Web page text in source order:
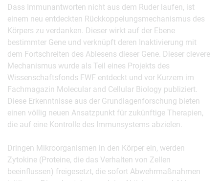
Dass Immunantworten nicht aus dem Ruder laufen, ist
einem neu entdeckten Rückkoppelungsmechanismus des
Körpers zu verdanken. Dieser wirkt auf der Ebene
bestimmter Gene und verknüpft deren Inaktivierung mit
dem Fortschreiten des Ablesens dieser Gene. Dieser clevere
Mechanismus wurde als Teil eines Projekts des
Wissenschaftsfonds FWF entdeckt und vor Kurzem im
Fachmagazin Molecular and Cellular Biology publiziert.
Diese Erkenntnisse aus der Grundlagenforschung bieten
einen völlig neuen Ansatzpunkt für zukünftige Therapien,
die auf eine Kontrolle des Immunsystems abzielen.
Dringen Mikroorganismen in den Körper ein, werden
Zytokine (Proteine, die das Verhalten von Zellen
beeinflussen) freigesetzt, die sofort Abwehrmaßnahmen